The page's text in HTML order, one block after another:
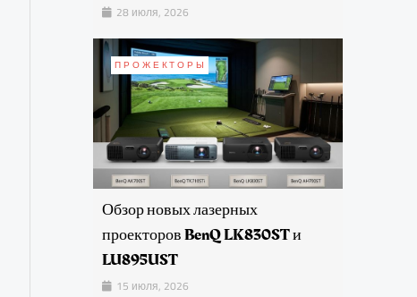
28 июля, 2026
ПРОЖЕКТОРЫ
Обзор новых лазерных
проекторов BenQ LK830ST и
LU895UST
15 июля, 2026